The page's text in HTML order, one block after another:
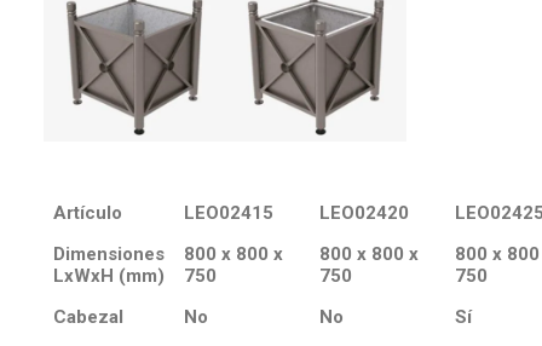
Artículo LEO02415 LEO02420
Dimensiones
LxWxH (mm)
800 x 800 x
750
800 x 800 x
750
800 x
750
Cabezal
No No
Sí